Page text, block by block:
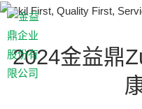
2024金益鼎